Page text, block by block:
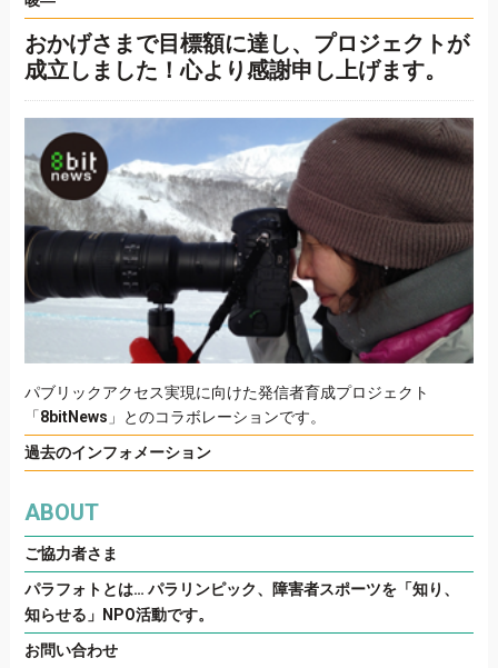
おかげさまで目標額に達し、プロジェクトが
成立しました！心より感謝申し上げます。
パブリックアクセス実現に向けた発信者育成プロジェクト
「8bitNews 」とのコラボレーションです。
過去のインフォメーション
ABOUT
ご協力者さま
パラフォトとは… パラリンピック、障害者スポーツを「知り、
知らせる」NPO活動です。
お問い合わせ